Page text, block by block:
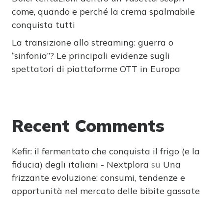
come, quando e perché la crema spalmabile
conquista tutti
La transizione allo streaming: guerra o
“sinfonia”? Le principali evidenze sugli
spettatori di piattaforme OTT in Europa
Recent Comments
Kefir: il fermentato che conquista il frigo (e la
fiducia) degli italiani - Nextplora su Una
frizzante evoluzione: consumi, tendenze e
opportunità nel mercato delle bibite gassate